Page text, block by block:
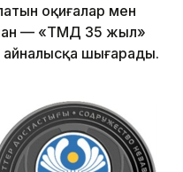
оқиғалар мен
— «ТМД 35 жыл»
шығарады.